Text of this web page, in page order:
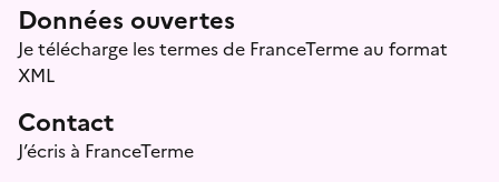
Données ouvertes
Je télécharge les termes de FranceTerme au format
XML
Contact
J’écris à FranceTerme